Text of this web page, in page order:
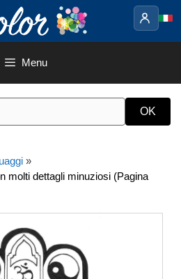
Menu
»
molti dettagli minuziosi (Pagina